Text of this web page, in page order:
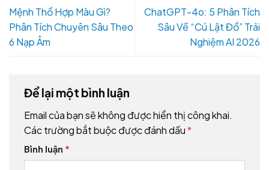
Mệnh Thổ Hợp Màu Gì?
Phân Tích Chuyên Sâu Theo
6 Nạp Âm
ChatGPT-4o: 5 Phân Tích
Sâu Về “Cú Lật Đổ” Trải
Nghiệm AI 2026
Để lại một bình luận
Email của bạn sẽ không được hiển thị công khai.
Các trường bắt buộc được đánh dấu*
Bình luận *